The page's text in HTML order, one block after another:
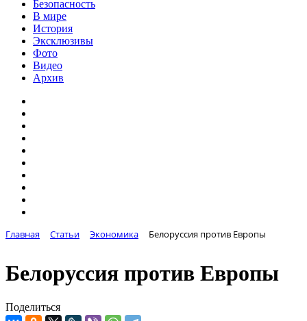
Безопасность
В мире
История
Эксклюзивы
Фото
Видео
Архив
Главная Статьи Экономика Белоруссия против Европы
Белоруссия против Европы
Поделиться